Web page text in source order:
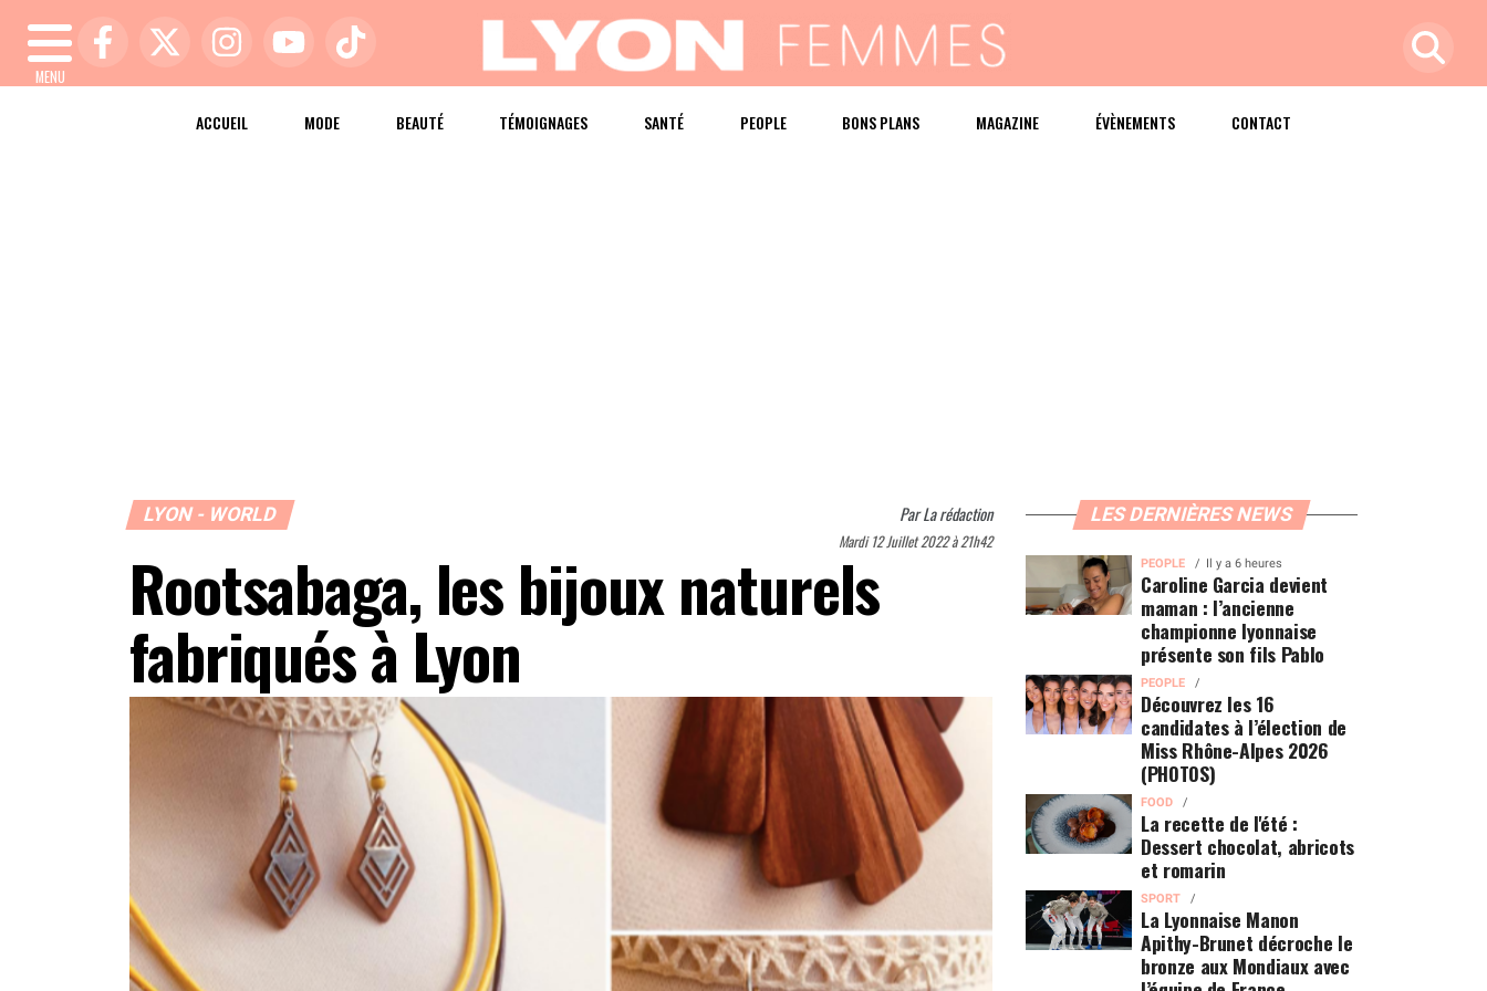
MENU
ACCUEIL MODE BEAUTÉ TÉMOIGNAGES SANTÉ PEOPLE BONS PLANS MAGAZINE ÉVÈNEMENTS CONTACT
LYON - WORLD ParLa rédaction
Mardi 12 Juillet 2022 à 21h42
Rootsabaga, les bijoux naturels
fabriqués à Lyon
LES DERNIÈRES NEWS
PEOPLE Il y a 6 heures
Caroline Garcia devient
maman : l’ancienne
championne lyonnaise
présente son fils Pablo
PEOPLE
Découvrez les 16
candidates à l’élection de
Miss Rhône-Alpes 2026
(PHOTOS)
FOOD
La recette de l'été :
Dessert chocolat, abricots
et romarin
SPORT
La Lyonnaise Manon
Apithy-Brunet décroche le
bronze aux Mondiaux avec